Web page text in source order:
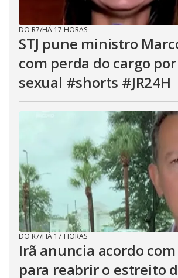
DO R7/HÁ 17 HORAS
STJ pune ministro
com perda do cargo
sexual #shorts #JR24H
DO R7/HÁ 17 HORAS
Irã anuncia acordo com
para reabrir o estreito